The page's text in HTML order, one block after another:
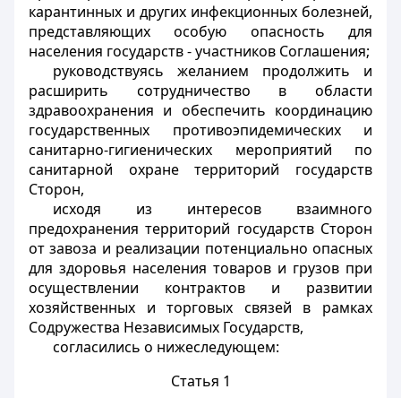
карантинных и других инфекционных болезней,
представляющих особую опасность для
населения государств - участников Соглашения;
руководствуясь желанием продолжить и
расширить сотрудничество в области
здравоохранения и обеспечить координацию
государственных противоэпидемических и
санитарно-гигиенических мероприятий по
санитарной охране территорий государств
Сторон,
исходя из интересов взаимного
предохранения территорий государств Сторон
от завоза и реализации потенциально опасных
для здоровья населения товаров и грузов при
осуществлении контрактов и развитии
хозяйственных и торговых связей в рамках
Содружества Независимых Государств,
согласились о нижеследующем:
Статья 1